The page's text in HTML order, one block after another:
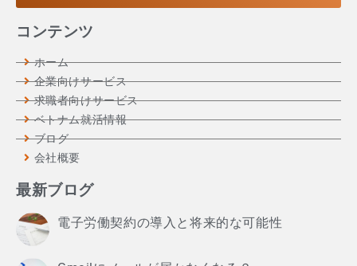
コンテンツ
ホーム
企業向けサービス
求職者向けサービス
ベトナム就活情報
ブログ
会社概要
最新ブログ
電子労働契約の導入と将来的な可能性